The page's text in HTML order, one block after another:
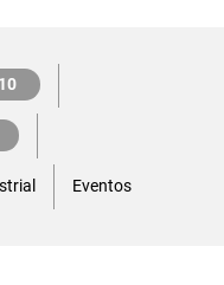
10
Eventos